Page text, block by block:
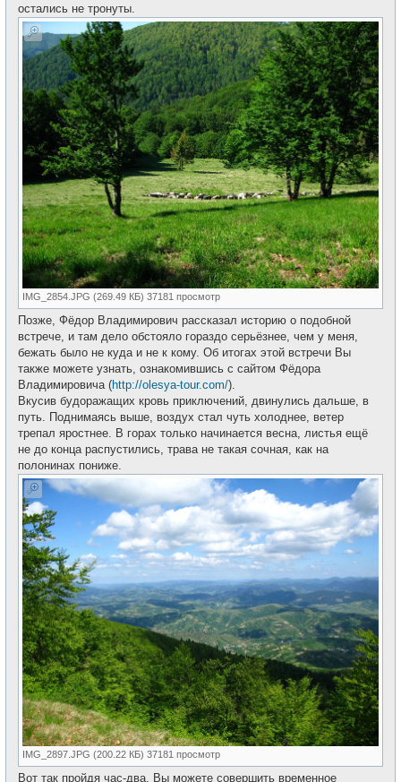
остались не тронуты.
IMG_2854.JPG (269.49 КБ) 37181 просмотр
Позже, Фёдор Владимирович рассказал историю о подобной
встрече, и там дело обстояло гораздо серьёзнее, чем у меня,
бежать было не куда и не к кому. Об итогах этой встречи Вы
также можете узнать, ознакомившись с сайтом Фёдора
Владимировича (http://olesya-tour.com/).
Вкусив будоражащих кровь приключений, двинулись дальше, в
путь. Поднимаясь выше, воздух стал чуть холоднее, ветер
трепал яростнее. В горах только начинается весна, листья ещё
не до конца распустились, трава не такая сочная, как на
полонинах пониже.
IMG_2897.JPG (200.22 КБ) 37181 просмотр
Вот так пройдя час-два, Вы можете совершить временное